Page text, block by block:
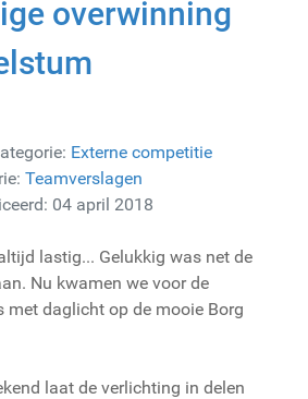
overwinning
Externe competitie
Teamverslagen
04 april 2018
lastig... Gelukkig was net de
Nu kwamen we voor de
met daglicht op de mooie Borg
laat de verlichting in delen